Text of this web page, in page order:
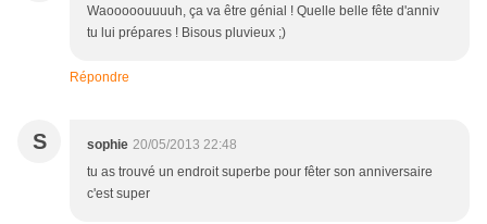
Waooooouuuuh, ça va être génial ! Quelle belle fête d'anniv
tu lui prépares ! Bisous pluvieux ;)
Répondre
S sophie 20/05/2013 22:48
tu as trouvé un endroit superbe pour fêter son anniversaire
c'est super